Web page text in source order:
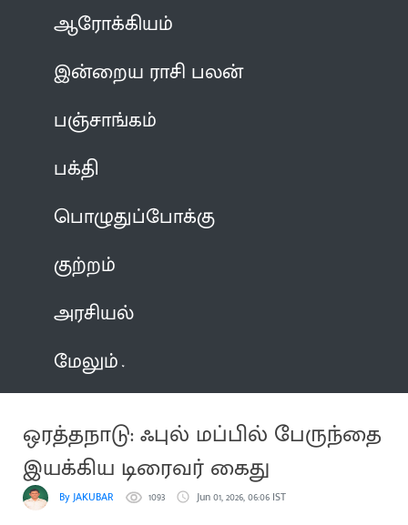
ஆரோக்கியம்
இன்றைய ராசி பலன்
பஞ்சாங்கம்
பக்தி
பொழுதுப்போக்கு
குற்றம்
அரசியல்
மேலும்
ஒரத்தநாடு: ஃபுல் மப்பில் பேருந்தை
இயக்கிய டிரைவர் கைது
By JAKUBAR 1093 Jun 01, 2026, 06:06 IST